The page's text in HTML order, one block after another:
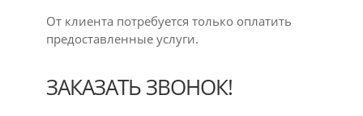
От клиента потребуется только оплатить
предоставленные услуги.
ЗАКАЗАТЬ ЗВОНОК!